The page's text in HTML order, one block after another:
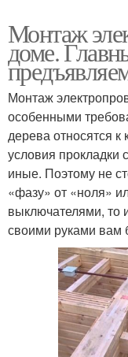
Монтаж
доме.
Монтаж
особенными
дерева относятся
условия прокладки
иные. Поэтому не
«фазу» от «ноля»
выключателями, то
своими руками вам